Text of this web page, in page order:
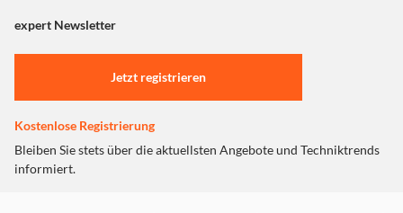
"Marketing".
Einstellungen anpassen
expert Newsletter
Jetzt registrieren
Kostenlose Registrierung
Bleiben Sie stets über die aktuellsten Angebote und Techniktrends
informiert.